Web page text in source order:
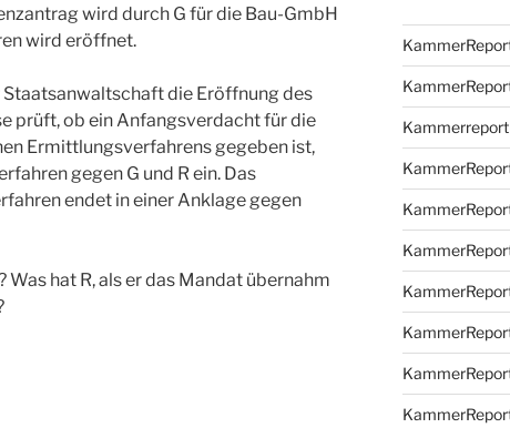
wird durch G für die Bau-GmbH
wird eröffnet.
die Eröffnung des
prüft, ob ein Anfangsverdacht für die
Ermittlungsverfahrens gegeben ist,
gegen G und R ein. Das
endet in einer Anklage gegen
hat R, als er das Mandat übernahm